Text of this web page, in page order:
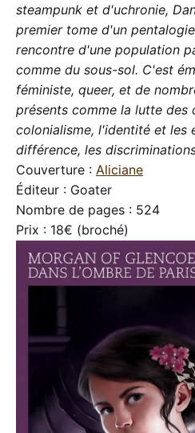
steampunk et d'uchronie,
premier tome d'un
rencontre d'une population
comme du sous-sol. C'est
féministe, queer, et de
présents comme la lutte des
colonialisme, l'identité et les
différence, les
Couverture : Aliciane
Éditeur : Goater
Nombre de pages : 524
Prix : 18€ (broché)